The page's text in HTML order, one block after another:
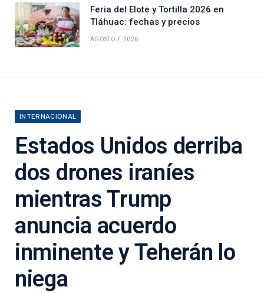
Feria del Elote y Tortilla 2026 en
Tláhuac: fechas y precios
AGOSTO 7, 2026
INTERNACIONAL
Estados Unidos derriba
dos drones iraníes
mientras Trump
anuncia acuerdo
inminente y Teherán lo
niega